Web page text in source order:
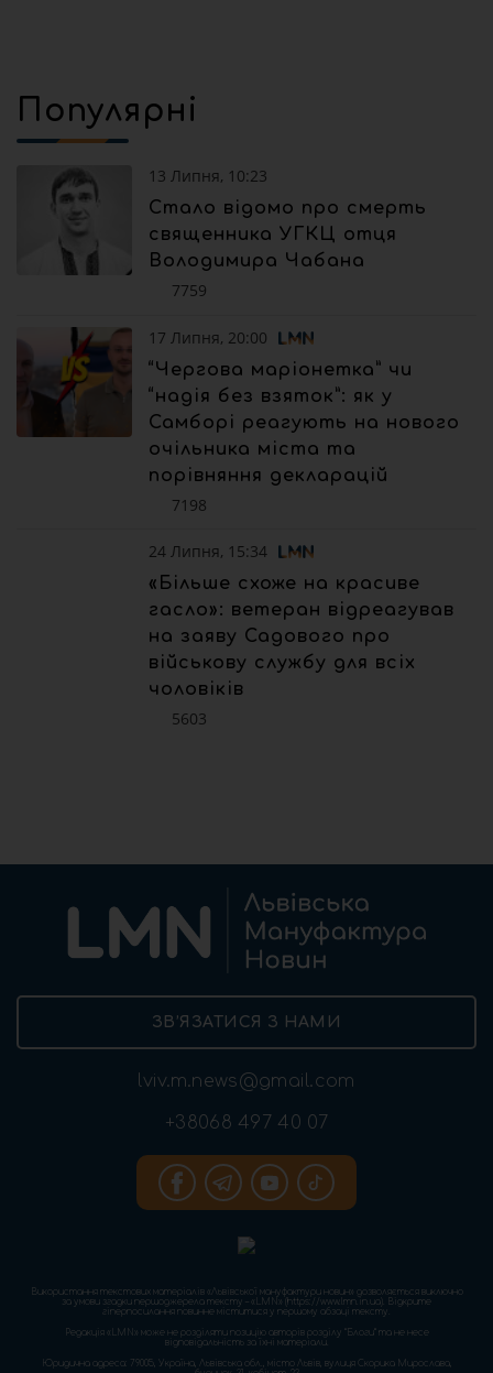
Популярні
13 Липня, 10:23
Стало відомо про смерть
священника УГКЦ отця
Володимира Чабана
7759
17 Липня, 20:00
“Чергова маріонетка” чи
“надія без взяток”: як у
Самборі реагують на нового
очільника міста та
порівняння декларацій
7198
24 Липня, 15:34
«Більше схоже на красиве
гасло»: ветеран відреагував
на заяву Садового про
військову службу для всіх
чоловіків
5603
ЗВ’ЯЗАТИСЯ З НАМИ
lviv.m.news@gmail.com
+38068 497 40 07
Використання текстових матеріалів «Львівської мануфактури новин» дозволяється виключно
за умови згадки першоджерела тексту – «LMN» (https://www.lmn.in.ua). Відкрите
гіперпосилання повинне міститися у першому абзаці тексту.
Редакція «LMN» може не розділяти позицію авторів розділу “Блоги” та не несе
відповідальність за їхні матеріали.
Юридична адреса: 79005, Україна, Львівська обл., місто Львів, вулиця Скорика Мирослава,